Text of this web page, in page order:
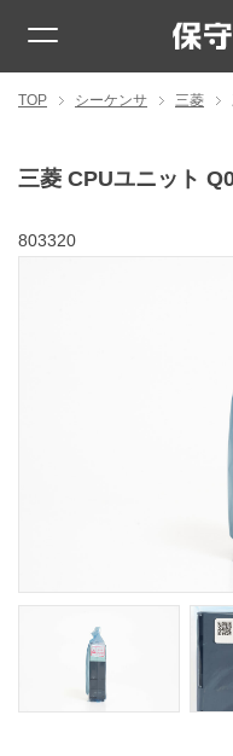
TOP シーケンサ 三菱
三菱 CPUユニット
803320